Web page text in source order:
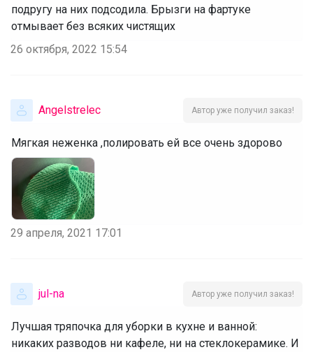
подругу на них подсодила. Брызги на фартуке
отмывает без всяких чистящих
26 октября, 2022 15:54
Angelstrelec Автор уже получил заказ!
Мягкая неженка ,полировать ей все очень здорово
29 апреля, 2021 17:01
jul-na Автор уже получил заказ!
Лучшая тряпочка для уборки в кухне и ванной:
никаких разводов ни кафеле, ни на стеклокерамике. И